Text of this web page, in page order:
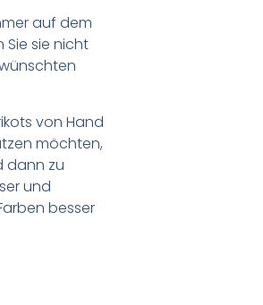
auf dem
Sie sie nicht
von Hand
möchten,
dann zu
und
besser